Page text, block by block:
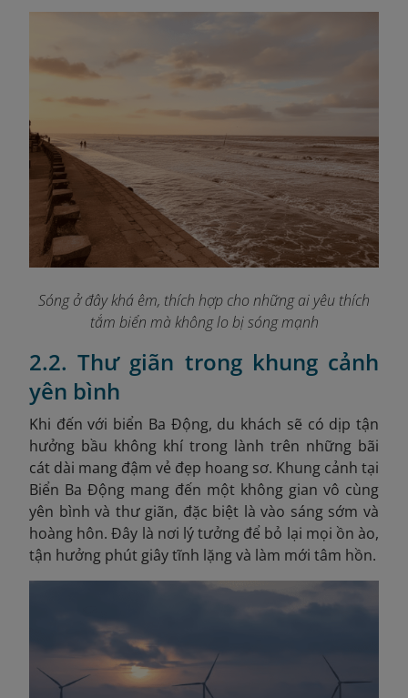
Sóng ở đây khá êm, thích hợp cho những ai yêu thích
tắm biển mà không lo bị sóng mạnh
2.2. Thư giãn trong khung cảnh
yên bình
Khi đến với biển Ba Động, du khách sẽ có dịp tận
hưởng bầu không khí trong lành trên những bãi
cát dài mang đậm vẻ đẹp hoang sơ. Khung cảnh tại
Biển Ba Động mang đến một không gian vô cùng
yên bình và thư giãn, đặc biệt là vào sáng sớm và
hoàng hôn. Đây là nơi lý tưởng để bỏ lại mọi ồn ào,
tận hưởng phút giây tĩnh lặng và làm mới tâm hồn.